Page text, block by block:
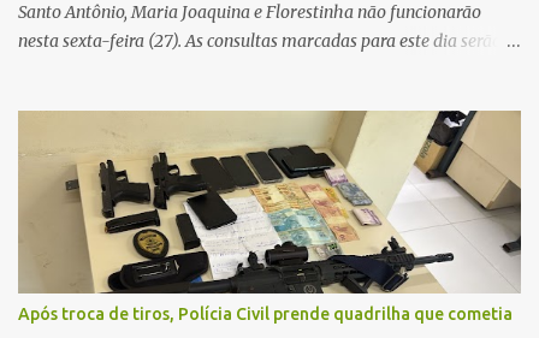
Santo Antônio, Maria Joaquina e Florestinha não funcionarão
nesta sexta-feira (27). As consultas marcadas para este dia serão
Contamos com a compreensão de toda população, pois se trata de
uma situação climática que foge ao controle da administração
pública.
Após troca de tiros, Polícia Civil prende quadrilha que cometia